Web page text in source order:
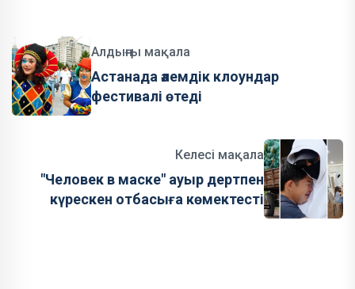
Алдыңғы мақала
Астанада әлемдік клоундар
фестивалі өтеді
Келесі мақала
"Человек в маске" ауыр дертпен
күрескен отбасыға көмектесті